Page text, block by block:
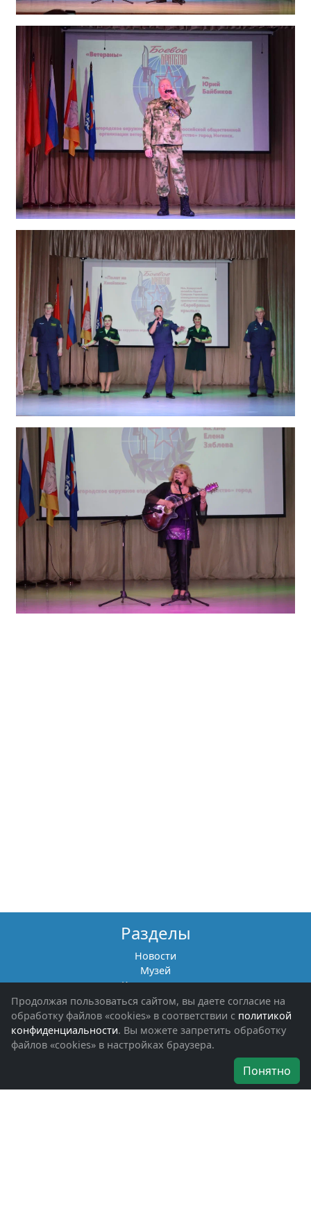
Разделы
Новости
Музей
Книги памяти
Фотоальбомы
Обращения граждан
Помощь участникам СВО и их семьям
Об организации
Наши награды
Продолжая пользоваться сайтом, вы даете согласие на
обработку файлов «cookies» в соответствии с политикой
конфиденциальности. Вы можете запретить обработку
файлов «cookies» в настройках браузера.
Понятно